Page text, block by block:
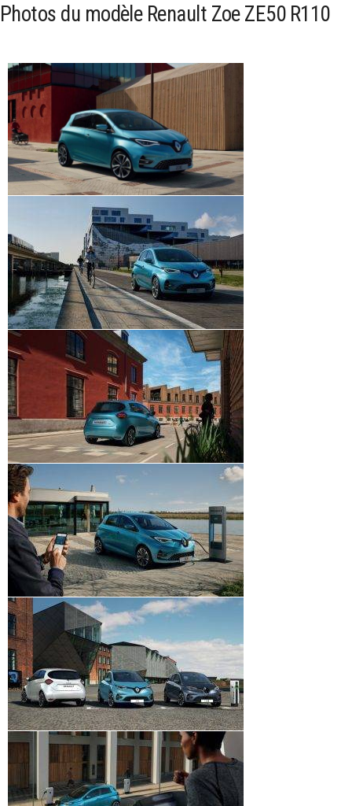
Photos du modèle Renault Zoe ZE50 R110